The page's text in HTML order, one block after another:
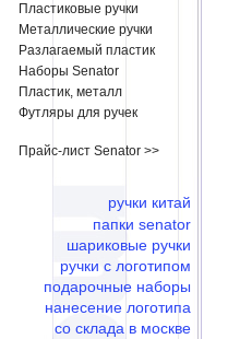
Пластиковые ручки
Металлические ручки
Разлагаемый пластик
Наборы Senator
Пластик, металл
Футляры для ручек
Прайс-лист Senator >>
ручки китай
папки senator
шариковые ручки
ручки с логотипом
подарочные наборы
нанесение логотипа
со склада в москве